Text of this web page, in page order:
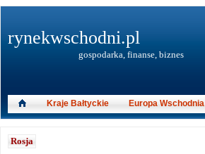
Rosja
rynekwschodni.pl
gospodarka, finanse, biznes
Kraje Bałtyckie Europa Wschodnia